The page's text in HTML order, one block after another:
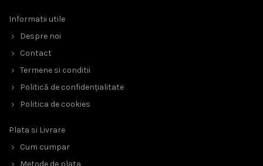
Informatii utile
Despre noi
Contact
Termene si conditii
Politică de confidențialitate
Politica de cookies
Plata si Livrare
Cum cumpar
Metode de plata